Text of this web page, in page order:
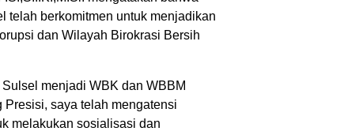
telah berkomitmen untuk menjadikan
dan Wilayah Birokrasi Bersih
menjadi WBK dan WBBM
saya telah mengatensi
melakukan sosialisasi dan